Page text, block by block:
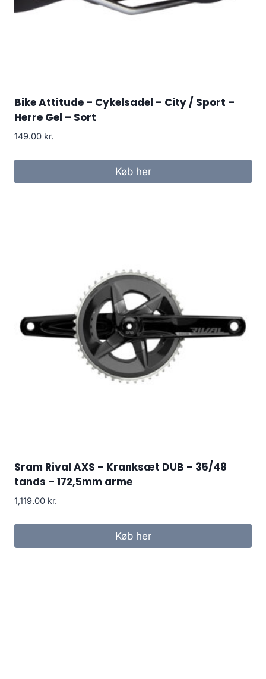
Bike Attitude – Cykelsadel – City / Sport –
Herre Gel – Sort
149.00 kr.
Køb her
Sram Rival AXS – Kranksæt DUB – 35/48
tands – 172,5mm arme
1,119.00 kr.
Køb her